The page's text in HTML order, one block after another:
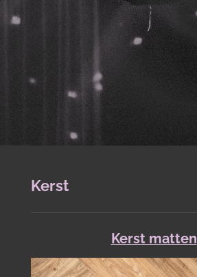
Kerst
Kerst matten